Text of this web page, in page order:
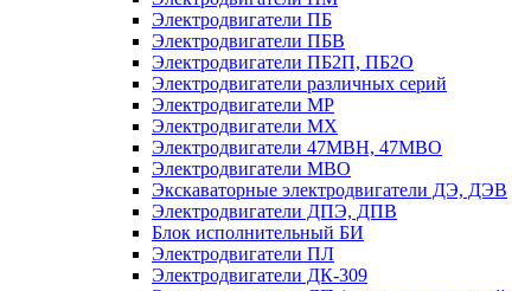
Электродвигатели ПБ
Электродвигатели ПБВ
Электродвигатели ПБ2П, ПБ2О
Электродвигатели различных серий
Электродвигатели МР
Электродвигатели MX
Электродвигатели 47MBH, 47МВО
Электродвигатели MBO
Экскаваторные электродвигатели ДЭ, ДЭВ
Электродвигатели ДПЭ, ДПВ
Блок исполнительный БИ
Электродвигатели ПЛ
Электродвигатели ДК-309